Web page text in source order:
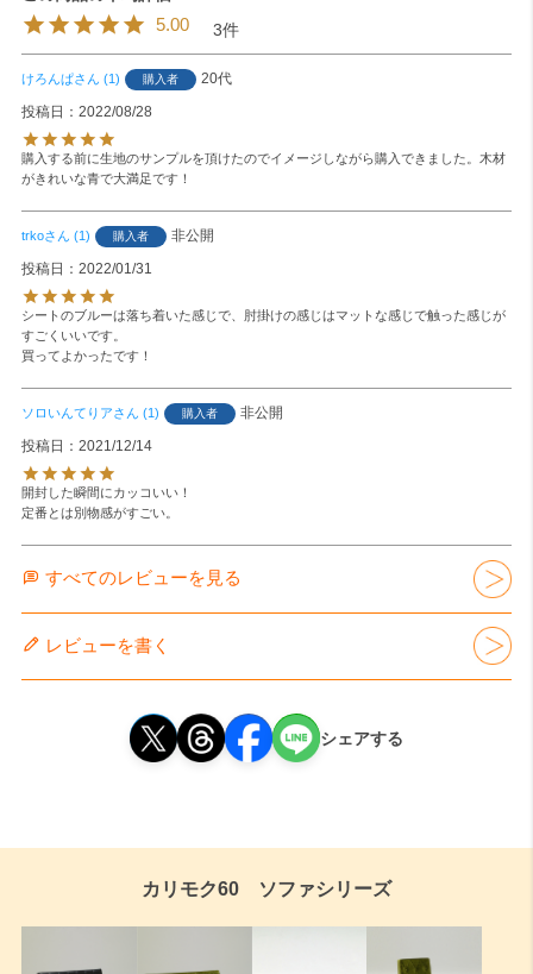
5.00 3
けろんぱ 1 購入者
20代
投稿日
2022/08/28
購入する前に生地のサンプルを頂けたのでイメージしながら購入できました。木材
がきれいな青で大満足です！
trko 1 購入者
非公開
投稿日
2022/01/31
シートのブルーは落ち着いた感じで、肘掛けの感じはマットな感じで触った感じが
すごくいいです。
買ってよかったです！
ソロいんてりア 1 購入者
非公開
投稿日
2021/12/14
開封した瞬間にカッコいい！
定番とは別物感がすごい。
すべてのレビューを見る
レビューを書く
シェアする
カリモク60 ソファシリーズ